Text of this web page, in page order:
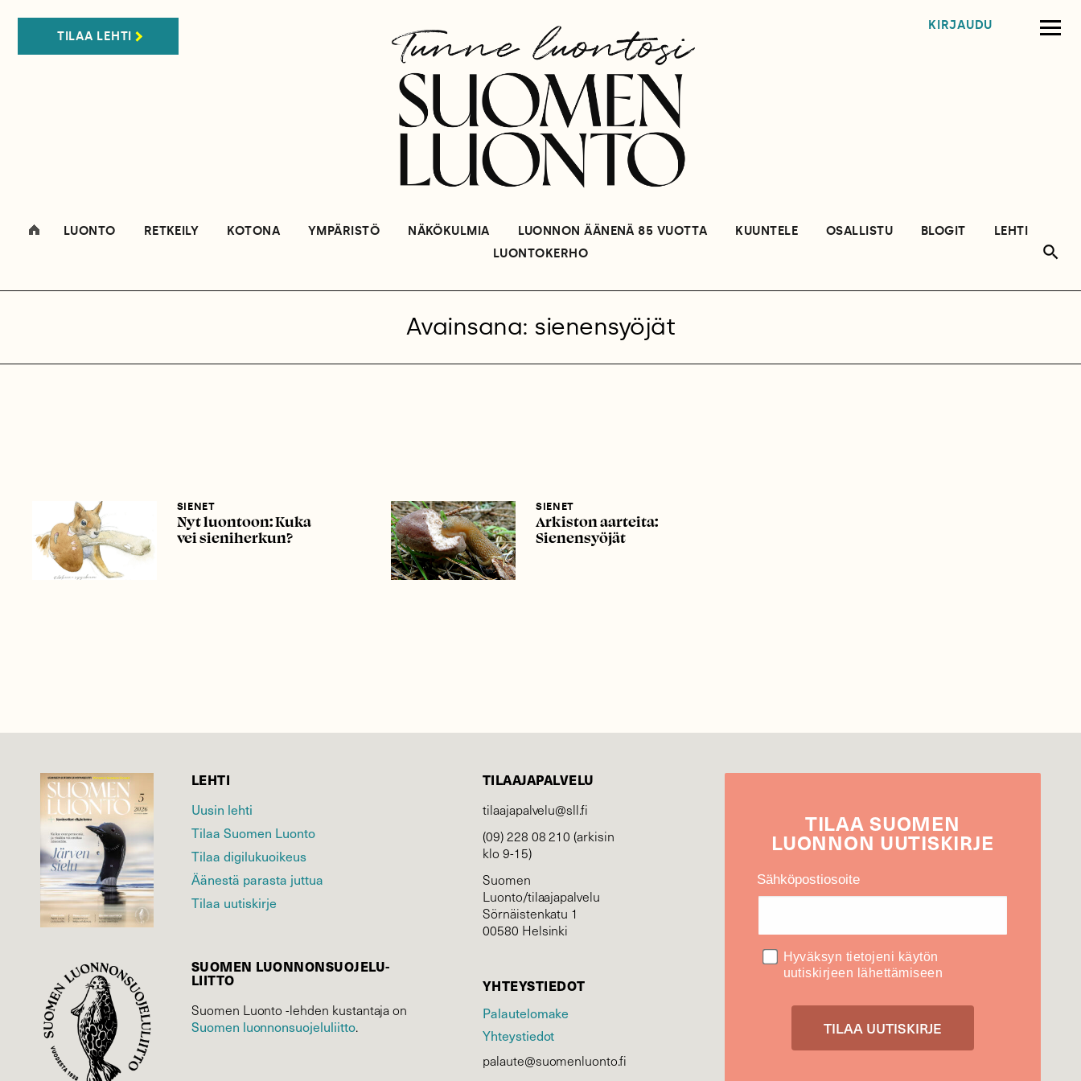
TILAA LEHTI
KIRJAUDU
LUONTO RETKEILY KOTONA YMPÄRISTÖ NÄKÖKULMIA LUONNON ÄÄNENÄ 85 VUOTTA KUUNTELE OSALLISTU BLOGIT
LEHTI
LUONTOKERHO
Avainsana: sienensyöjät
SIENET
Nyt luontoon: Kuka
vei sieniherkun?
SIENET
Arkiston aarteita:
Sienensyöjät
LEHTI
Uusin lehti
Tilaa Suomen Luonto
Tilaa digilukuoikeus
Äänestä parasta juttua
Tilaa uutiskirje
SUOMEN LUONNON­SUOJELU­
LIITTO
Suomen Luonto -lehden kustantaja on
Suomen luonnonsuojelu­liitto.
TILAAJAPALVELU
tilaajapalvelu@sll.fi
(09) 228 08 210 (arkisin
klo 9-15)
Suomen
Luonto/tilaajapalvelu
Sörnäistenkatu 1
00580 Helsinki
YHTEYSTIEDOT
Palautelomake
Yhteystiedot
palaute@suomenluonto.fi
TILAASUOMEN
LUONNON UUTIS­KIRJE
Sähköpostiosoite
Hyväksyn tietojeni käytön
uutiskirjeen lähettämiseen